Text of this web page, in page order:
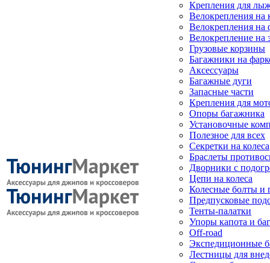
Крепления для
Велокрепления
Велокрепления на
Велокрепление на
Грузовые корзины
Багажники на
Аксессуары
Багажные дуги
Запасные части
Крепления для
Опоры багажника
Установочные
Полезное для всех
Секретки на колеса
Браслеты
Дворники с
Цепи на колеса
Колесные болты и
Предпусковые
Тенты-палатки
Упоры капота и
Off-road
Экспедиционные
Лестницы для